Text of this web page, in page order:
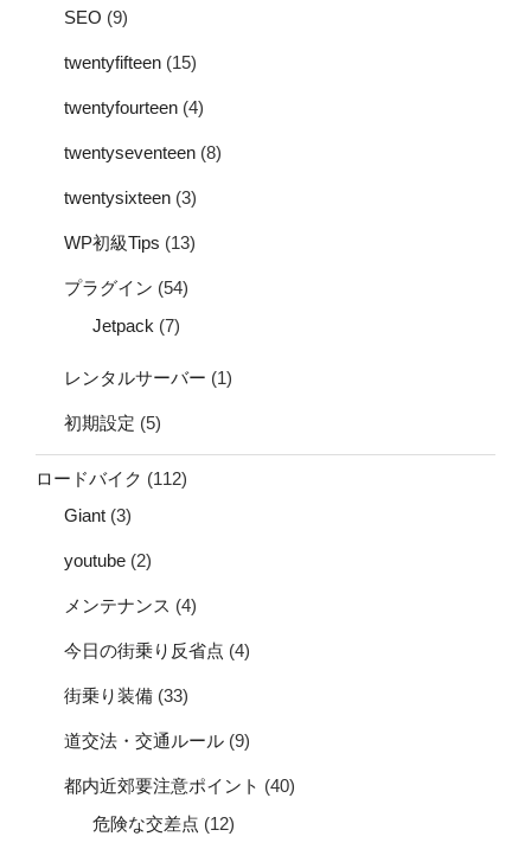
SEO (9)
twentyfifteen (15)
twentyfourteen (4)
twentyseventeen (8)
twentysixteen (3)
WP初級Tips (13)
プラグイン (54)
Jetpack (7)
レンタルサーバー (1)
初期設定 (5)
ロードバイク (112)
Giant (3)
youtube (2)
メンテナンス (4)
今日の街乗り反省点 (4)
街乗り装備 (33)
道交法・交通ルール (9)
都内近郊要注意ポイント (40)
危険な交差点 (12)